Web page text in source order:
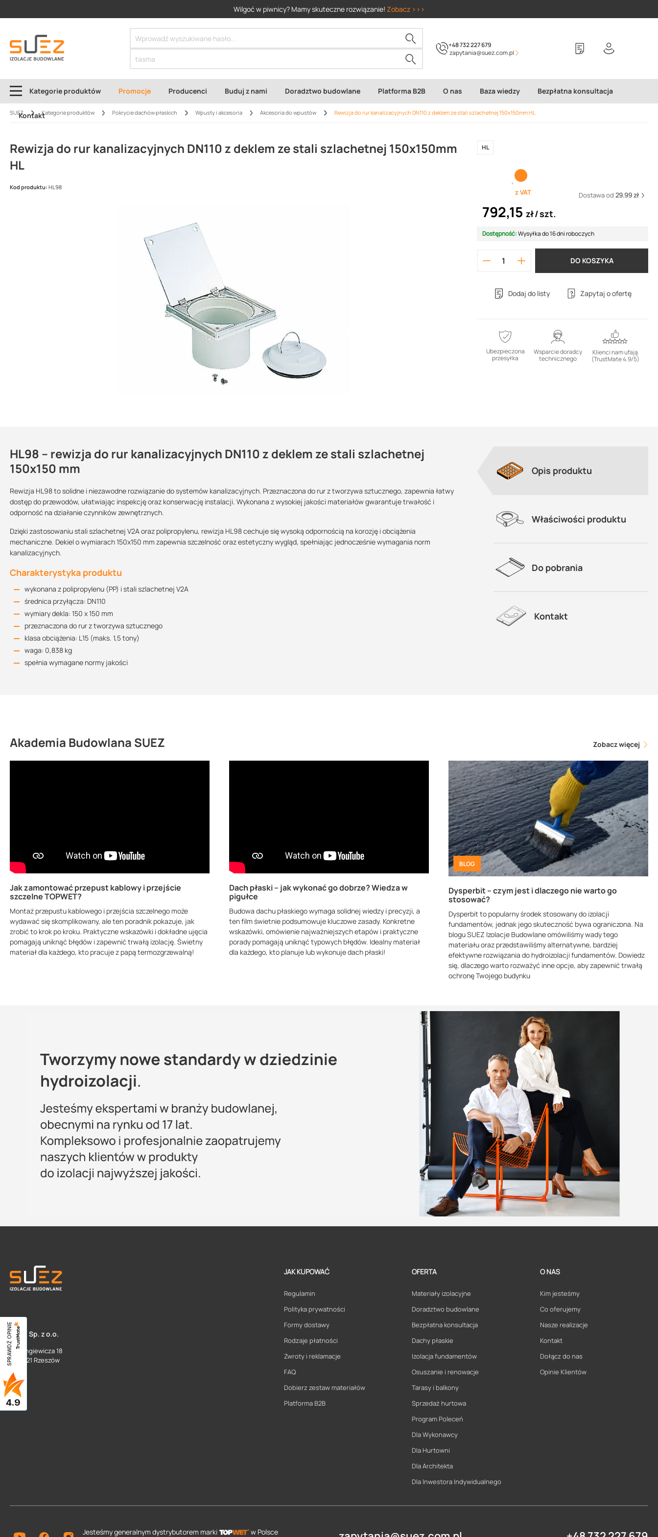
Wilgoć w piwnicy? Mamy skuteczne rozwiązanie! Zobacz >>>
+48 732 227 679
zapytania@suez.com.pl
Kategorie produktów Promocje Producenci Buduj z nami Doradztwo budowlane Platforma B2B O nas Baza wiedzy Bezpłatna konsultacja
Kontakt
SUEZ Kategorie produktów Pokrycie dachów płaskich Wpusty i akcesoria Akcesoria do wpustów Rewizja do rur kanalizacyjnych DN110 z deklem ze stali szlachetnej 150x150mm HL
Rewizja do rur kanalizacyjnych DN110 z deklem ze stali szlachetnej 150x150mm
HL
HL
Kod produktu: HL98
z VAT Dostawa od 29.99 zł
792,15 zł szt.
Dostępność:Wysyłka do 16 dni roboczych
DO KOSZYKA
Dodaj do listy Zapytaj o ofertę
Ubezpieczona
przesyłka
Wsparcie doradcy
technicznego
Klienci nam ufają
(TrustMate 4.9/5)
HL98 – rewizja do rur kanalizacyjnych DN110 z deklem ze stali szlachetnej
150x150 mm
Rewizja HL98 to solidne i niezawodne rozwiązanie do systemów kanalizacyjnych. Przeznaczona do rur z tworzywa sztucznego, zapewnia łatwy
dostęp do przewodów, ułatwiając inspekcję oraz konserwację instalacji. Wykonana z wysokiej jakości materiałów gwarantuje trwałość i
odporność na działanie czynników zewnętrznych.
Dzięki zastosowaniu stali szlachetnej V2A oraz polipropylenu, rewizja HL98 cechuje się wysoką odpornością na korozję i obciążenia
mechaniczne. Dekiel o wymiarach 150x150 mm zapewnia szczelność oraz estetyczny wygląd, spełniając jednocześnie wymagania norm
kanalizacyjnych.
Charakterystyka produktu
wykonana z polipropylenu (PP) i stali szlachetnej V2A
średnica przyłącza: DN110
wymiary dekla: 150 x 150 mm
przeznaczona do rur z tworzywa sztucznego
klasa obciążenia: L15 (maks. 1,5 tony)
waga: 0,838 kg
spełnia wymagane normy jakości
Sprzedajemy na:
sztuki
Podlega zwrotowi?:
tak
Deklaracja właściwości użytkowych
320.65 KB
POBIERZ
Rysunek techniczny
13.73 KB
Kontakt
Maszy pytania lub wątpliwości?
Skontaktuj się z nami
Justyna Sowa
Specjalista doradca
Opis produktu
Właściwości produktu
Do pobrania
Kontakt
Akademia Budowlana SUEZ Zobacz więcej
Jak zamontować przepust kablowy i przejście
szczelne TOPWET?
Montaż przepustu kablowego i przejścia szczelnego może
wydawać się skomplikowany, ale ten poradnik pokazuje, jak
zrobić to krok po kroku. Praktyczne wskazówki i dokładne ujęcia
pomagają uniknąć błędów i zapewnić trwałą izolację. Świetny
materiał dla każdego, kto pracuje z papą termozgrzewalną!
Dach płaski – jak wykonać go dobrze? Wiedza w
pigułce
Budowa dachu płaskiego wymaga solidnej wiedzy i precyzji, a
ten film świetnie podsumowuje kluczowe zasady. Konkretne
wskazówki, omówienie najważniejszych etapów i praktyczne
porady pomagają uniknąć typowych błędów. Idealny materiał
dla każdego, kto planuje lub wykonuje dach płaski!
BLOG
Dysperbit – czym jest i dlaczego nie warto go
stosować?
Dysperbit to popularny środek stosowany do izolacji
fundamentów, jednak jego skuteczność bywa ograniczona. Na
blogu SUEZ Izolacje Budowlane omówiliśmy wady tego
materiału oraz przedstawiliśmy alternatywne, bardziej
efektywne rozwiązania do hydroizolacji fundamentów. Dowiedz
się, dlaczego warto rozważyć inne opcje, aby zapewnić trwałą
ochronę Twojego budynku
SUEZ Sp. z o.o.
ul. Langiewicza 18
35 - 021 Rzeszów
JAK KUPOWAĆ
Regulamin
Polityka prywatności
Formy dostawy
Rodzaje płatności
Zwroty i reklamacje
FAQ
Dobierz zestaw materiałów
Platforma B2B
OFERTA
Materiały izolacyjne
Doradztwo budowlane
Bezpłatna konsultacja
Dachy płaskie
Izolacja fundamentów
Osuszanie i renowacje
Tarasy i balkony
Sprzedaż hurtowa
Program Poleceń
Dla Wykonawcy
Dla Hurtowni
Dla Architekta
Dla Inwestora Indywidualnego
O NAS
Kim jesteśmy
Co oferujemy
Nasze realizacje
Kontakt
Dołącz do nas
Opinie Klientów
Jesteśmy generalnym dystrybutorem marki w Polsce
SPRAWDŹ OPINIE
4.9